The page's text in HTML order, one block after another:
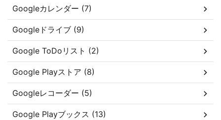
Googleカレンダー (7)
Googleドライブ (9)
Google ToDoリスト (2)
Google Playストア (8)
Googleレコーダー (5)
Google Playブックス (13)